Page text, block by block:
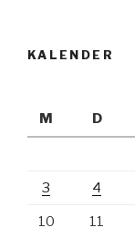
KALENDER
M
D
3 4
10 11